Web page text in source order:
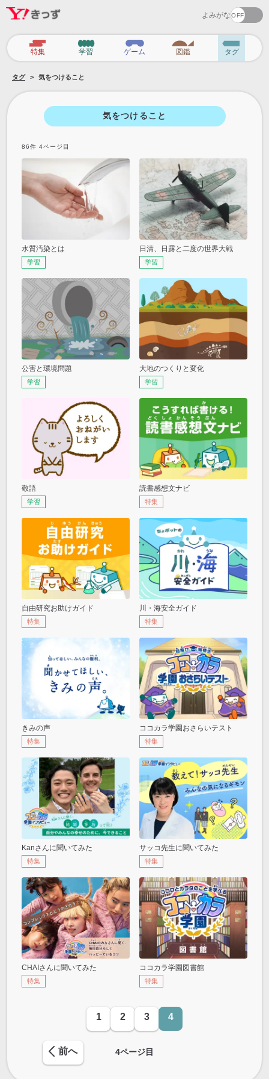
よみがな
カ
テ
ゴ
リ
特集 学習 ゲーム 図鑑 タグ
タグ 気をつけること
気をつけること
86件 4ページ目
水質汚染とは
学習
日清、日露と二度の世界大戦
学習
公害と環境問題
学習
大地のつくりと変化
学習
敬語
学習
読書感想文ナビ
特集
自由研究お助けガイド
特集
川・海安全ガイド
特集
きみの声
特集
ココカラ学園おさらいテスト
特集
Kanさんに聞いてみた
特集
サッコ先生に聞いてみた
特集
CHAIさんに聞いてみた
特集
ココカラ学園図書館
特集
1 2 3 4
前へ 4ページ目